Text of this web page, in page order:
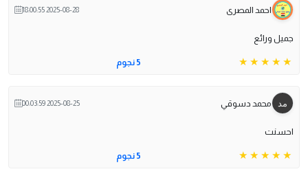
احمد المصرى 2025-08-28 18:00:55
جميل ورائع
5 نجوم
محمد دسوقي 2025-08-25 00:03:59
احسنت
5 نجوم